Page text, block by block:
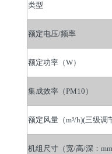
类型
额定电压/频率
额定功率（W）
集成效率（PM10）
额定风量（m³/h)(三级调
机组尺寸（宽/高/深：